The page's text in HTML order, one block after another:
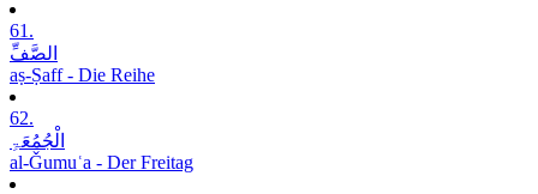
61.
الصَّفِّ
aṣ-Ṣaff - Die Reihe
62.
الْجُمُعَۃِ
al-Ǧumuʿa - Der Freitag